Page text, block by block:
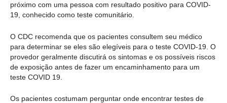
próximo com uma pessoa com resultado positivo para COVID-
19, conhecido como teste comunitário.
O CDC recomenda que os pacientes consultem seu médico
para determinar se eles são elegíveis para o teste COVID-19. O
provedor geralmente discutirá os sintomas e os possíveis riscos
de exposição antes de fazer um encaminhamento para um
teste COVID 19.
Os pacientes costumam perguntar onde encontrar testes de